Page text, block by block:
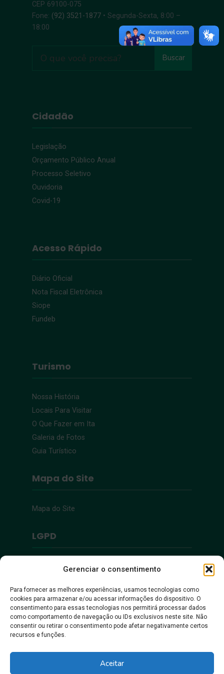
Gerenciar o consentimento
Para fornecer as melhores experiências, usamos tecnologias como
cookies para armazenar e/ou acessar informações do dispositivo. O
consentimento para essas tecnologias nos permitirá processar dados
como comportamento de navegação ou IDs exclusivos neste site. Não
consentir ou retirar o consentimento pode afetar negativamente certos
recursos e funções.
Aceitar
CEP 69100-075
Fone: (92) 3521-1877 • Segunda-Sexta, 8:00 –
18:00
Buscar
Cidadão
Legislação
Orçamento Público Anual
Processo Seletivo
Ouvidoria
Covid-19
Acesso Rápido
Diário Oficial
Nota Fiscal Eletrônica
Siope
Fundeb
Turismo
Nossa História
Locais Para Visitar
O Que Fazer em Ita
Galeria de Fotos
Guia Turístico
Mapa do Site
Mapa do Site
LGPD
Política de Privacidade
Acessibilidade
Acessibilidade